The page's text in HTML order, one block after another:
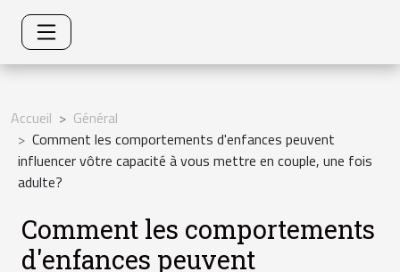
Accueil
Général
Comment les comportements d'enfances peuvent
influencer vôtre capacité à vous mettre en couple, une fois
adulte?
Comment les comportements
d'enfances peuvent